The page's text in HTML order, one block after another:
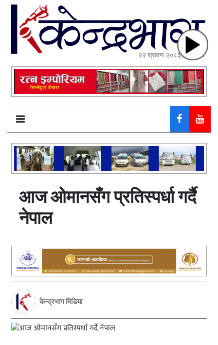
२२ श्रावण २०८३, शुक्रबार
आज ओमानसँग प्रतिस्पर्धा गर्दै
नेपाल
केन्द्रभाग मिडिया